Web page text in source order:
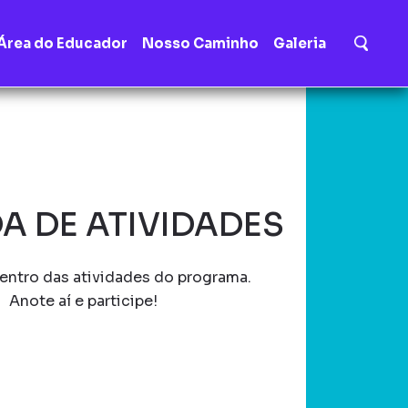
do Educador Nosso Caminho Galeria
DE ATIVIDADES
das atividades do programa.
Anote aí e participe!